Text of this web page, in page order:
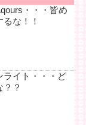
・・・皆め
な！！
ライト・・・ど
？